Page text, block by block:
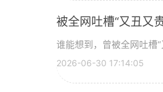
被全网吐槽“又丑又
谁能想到，曾被全网吐槽
2026-06-30 17:14:05